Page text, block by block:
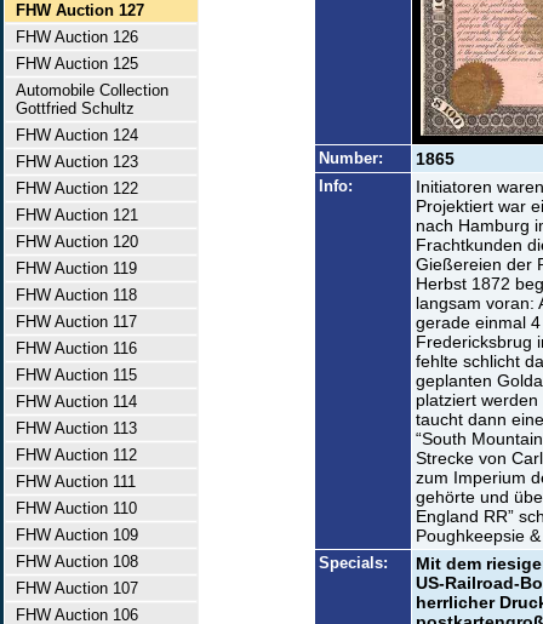
FHW Auction 127
FHW Auction 126
FHW Auction 125
Automobile Collection
Gottfried Schultz
FHW Auction 124
FHW Auction 123
FHW Auction 122
FHW Auction 121
FHW Auction 120
FHW Auction 119
FHW Auction 118
FHW Auction 117
FHW Auction 116
FHW Auction 115
FHW Auction 114
FHW Auction 113
FHW Auction 112
FHW Auction 111
FHW Auction 110
FHW Auction 109
FHW Auction 108
FHW Auction 107
FHW Auction 106
Number: 1865
Info:
Initiatoren
Projektiert war
nach Hamburg
Frachtkunden
Gießereien der
Herbst 1872
langsam voran:
gerade einmal
Fredericksbrug
fehlte schlicht
geplanten
platziert
taucht dann
“South
Strecke von
zum Imperium
gehörte und
England RR”
Poughkeepsie
Specials:
Mit dem
US-Railroad-
herrlicher